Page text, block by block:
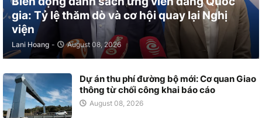
gia: Tỷ lệ thăm dò và cơ hội quay lại Nghị
viện
Lani Hoang - August 08, 2026
Dự án thu phí đường bộ mới: Cơ quan Giao
thông từ chối công khai báo cáo
August 08, 2026